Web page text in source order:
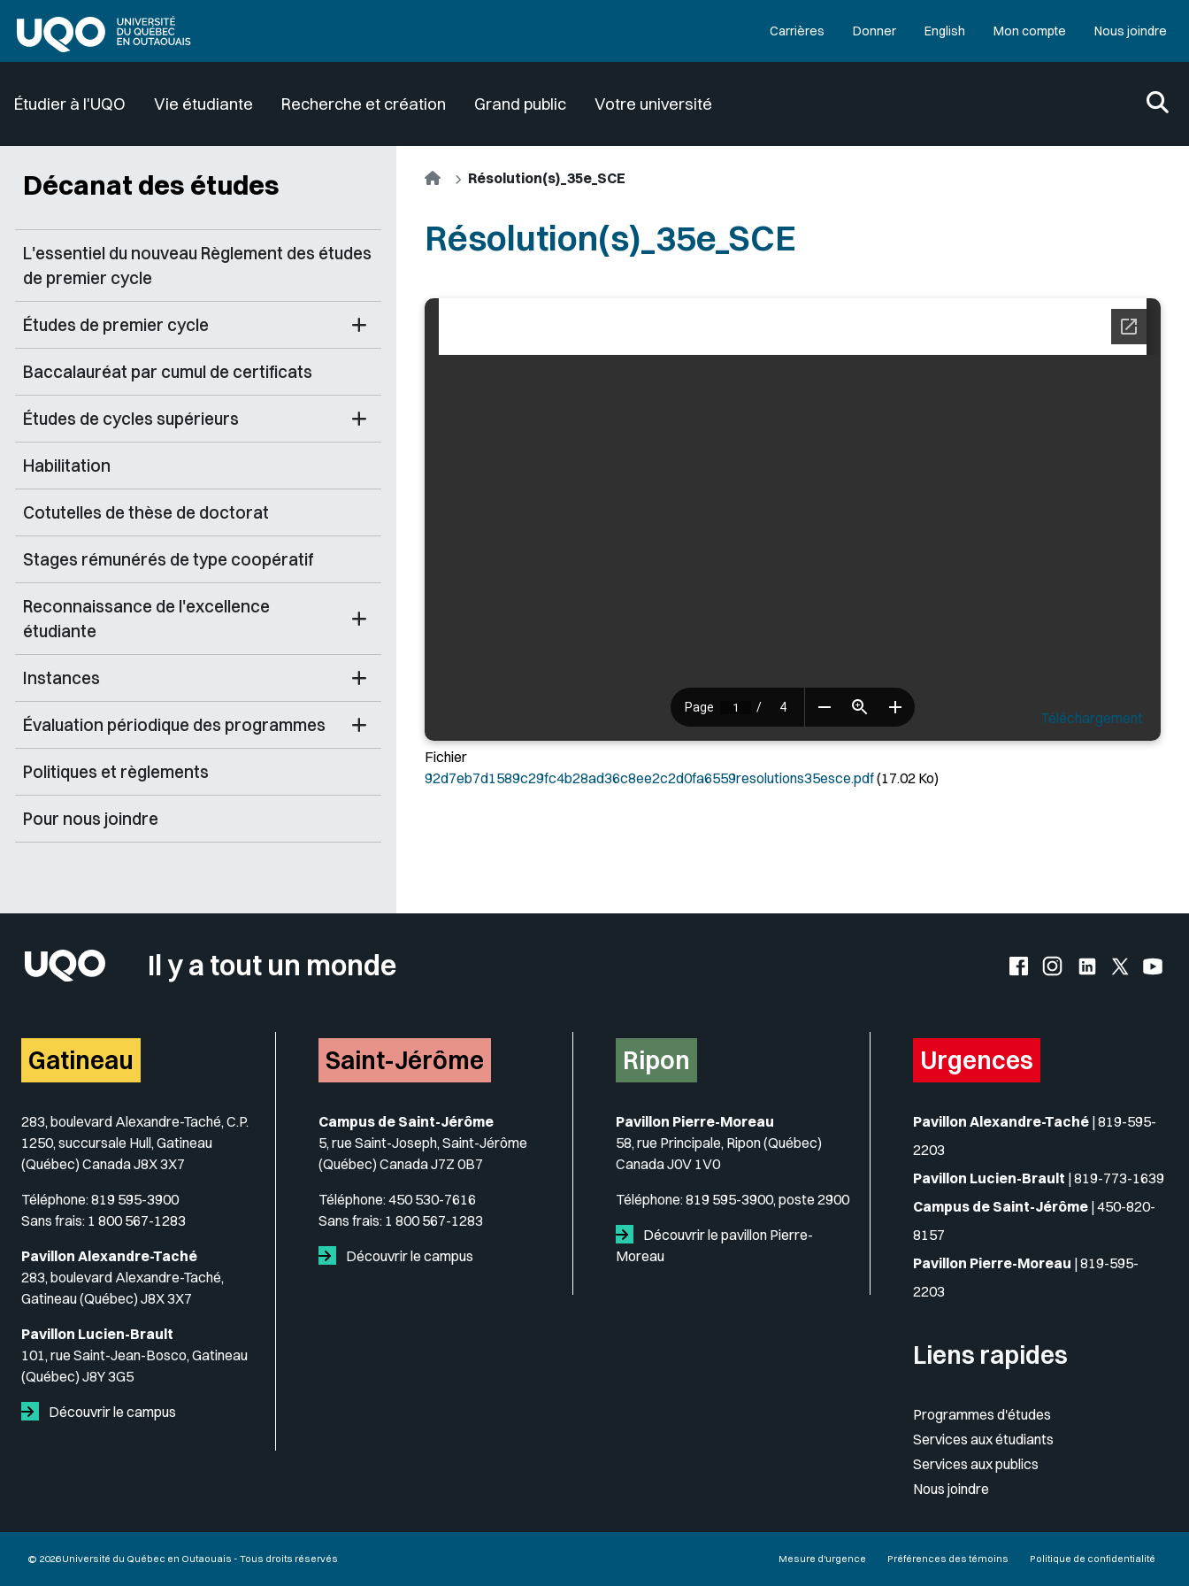
Carrières Donner English Mon compte Nous joindre
Étudier à l'UQO Vie étudiante Recherche et création Grand public Votre université
Décanat des études
L'essentiel du nouveau Règlement des études
de premier cycle
Études de premier cycle
Baccalauréat par cumul de certificats
Études de cycles supérieurs
Habilitation
Cotutelles de thèse de doctorat
Stages rémunérés de type coopératif
Reconnaissance de l'excellence
étudiante
Instances
Évaluation périodique des programmes
Politiques et règlements
Pour nous joindre
AccueilRésolution(s)_35e_SCE
Résolution(s)_35e_SCE
Téléchargement
Fichier
92d7eb7d1589c29fc4b28ad36c8ee2c2d0fa6559resolutions35esce.pdf(17.02 Ko)
Il y a tout un monde Facebook de l'UQO
Instagram de l'UQO
LinkedIn de
X
Gatineau
283, boulevard Alexandre-Taché, C.P.
1250, succursale Hull, Gatineau
(Québec) Canada J8X 3X7
Téléphone:819 595-3900
Sans frais: 1 800 567-1283
Pavillon Alexandre-Taché
283, boulevard Alexandre-Taché,
Gatineau (Québec) J8X 3X7
Pavillon Lucien-Brault
101, rue Saint-Jean-Bosco, Gatineau
(Québec) J8Y 3G5
Découvrir le campus
Saint-Jérôme
Campus de Saint-Jérôme
5, rue Saint-Joseph, Saint-Jérôme
(Québec) Canada J7Z 0B7
Téléphone:450 530-7616
Sans frais: 1 800 567-1283
Découvrir le campus
Ripon
Pavillon Pierre-Moreau
58, rue Principale, Ripon (Québec)
Canada J0V 1V0
Téléphone:819 595-3900, poste 2900
Découvrir le pavillon Pierre-
Moreau
Urgences
Pavillon Alexandre-Taché |819-595-
2203
Pavillon Lucien-Brault |819-773-1639
Campus de Saint-Jérôme |450-820-
8157
Pavillon Pierre-Moreau |819-595-
2203
Liens rapides
Programmes d'études
Services aux étudiants
Services aux publics
Nous joindre
© 2026 Université du Québec en Outaouais - Tous droits réservés Mesure d'urgence Préférences des témoins Politique de confidentialité